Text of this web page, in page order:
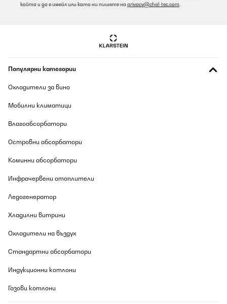
който и да е имейл или като ни пишете на privacy@chal-tec.com.
Популярни категории
Охладители за вино
Мобилни климатици
Влагоабсорбатори
Островни абсорбатори
Коминни абсорбатори
Инфрачервени отоплители
Ледогенератор
Хладилни витрини
Охладители на въздух
Стандартни абсорбатори
Индукционни котлони
Газови котлони